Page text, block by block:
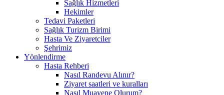
Sağlık Hizmetleri
Hekimler
Tedavi Paketleri
Sağlık Turizm Birimi
Hasta Ve Ziyaretciler
Şehrimiz
Yönlendirme
Hasta Rehberi
Nasıl Randevu Alınır?
Ziyaret saatleri ve kuralları
Nasıl Muayene Olurum?